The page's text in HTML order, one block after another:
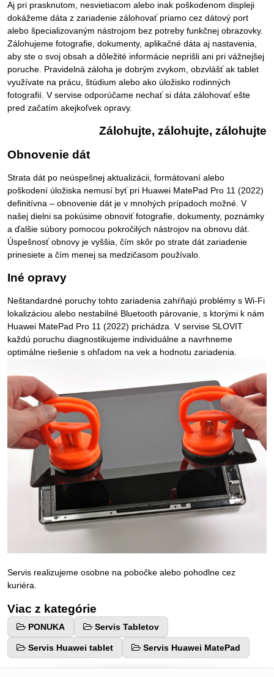
Aj pri prasknutom, nesvietiacom alebo inak poškodenom displeji
dokážeme dáta z zariadenie zálohovať priamo cez dátový port
alebo špecializovaným nástrojom bez potreby funkčnej obrazovky.
Zálohujeme fotografie, dokumenty, aplikačné dáta aj nastavenia,
aby ste o svoj obsah a dôležité informácie neprišli ani pri vážnejšej
poruche. Pravidelná záloha je dobrým zvykom, obzvlášť ak tablet
využívate na prácu, štúdium alebo ako úložisko rodinných
fotografií. V servise odporúčame nechať si dáta zálohovať ešte
pred začatím akejkoľvek opravy.
Zálohujte, zálohujte, zálohujte
Obnovenie dát
Strata dát po neúspešnej aktualizácii, formátovaní alebo
poškodení úložiska nemusí byť pri Huawei MatePad Pro 11 (2022)
definitívna – obnovenie dát je v mnohých prípadoch možné. V
našej dielni sa pokúsime obnoviť fotografie, dokumenty, poznámky
a ďalšie súbory pomocou pokročilých nástrojov na obnovu dát.
Úspešnosť obnovy je vyššia, čím skôr po strate dát zariadenie
prinesiete a čím menej sa medzičasom používalo.
Iné opravy
Neštandardné poruchy tohto zariadenia zahŕňajú problémy s Wi-Fi
lokalizáciou alebo nestabilné Bluetooth párovanie, s ktorými k nám
Huawei MatePad Pro 11 (2022) prichádza. V servise SLOVIT
každú poruchu diagnostikujeme individuálne a navrhneme
optimálne riešenie s ohľadom na vek a hodnotu zariadenia.
Servis realizujeme osobne na pobočke alebo pohodlne cez
kuriéra.
Viac z kategórie
PONUKA Servis Tabletov
Servis Huawei tablet Servis Huawei MatePad